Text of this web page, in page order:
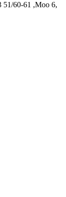
51/60-61 ,Moo 6,